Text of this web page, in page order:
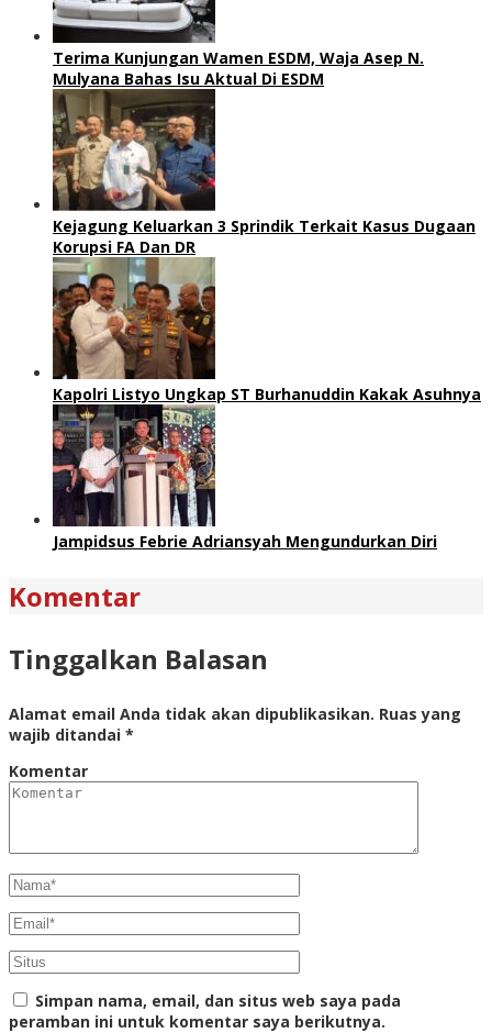
Terima Kunjungan Wamen ESDM, Waja Asep N.
Mulyana Bahas Isu Aktual Di ESDM
Kejagung Keluarkan 3 Sprindik Terkait Kasus Dugaan
Korupsi FA Dan DR
Kapolri Listyo Ungkap ST Burhanuddin Kakak Asuhnya
Jampidsus Febrie Adriansyah Mengundurkan Diri
Komentar
Tinggalkan Balasan
Alamat email Anda tidak akan dipublikasikan. Ruas yang
wajib ditandai *
Komentar
Simpan nama, email, dan situs web saya pada
peramban ini untuk komentar saya berikutnya.